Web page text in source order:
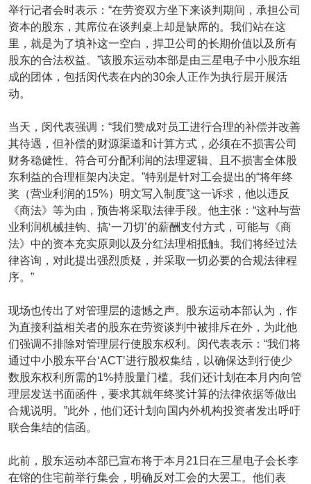
举行记者会时表示：“在劳资双方坐下来谈判期间，承担公司
资本的股东，其席位在谈判桌上却是缺席的。我们站在这
里，就是为了填补这一空白，捍卫公司的长期价值以及所有
股东的合法权益。”该股东运动本部是由三星电子中小股东组
成的团体，包括闵代表在内的30余人正作为执行层开展活
动。
当天，闵代表强调：“我们赞成对员工进行合理的补偿并改善
其待遇，但补偿的财源渠道和计算方式，必须在不损害公司
财务稳健性、符合可分配利润的法理逻辑、且不损害全体股
东利益的合理框架内决定。”特别是针对工会提出的“将年终
奖（营业利润的15%）明文写入制度”这一诉求，他以违反
《商法》等为由，预告将采取法律手段。他主张：“这种与营
业利润机械挂钩、搞‘一刀切’的薪酬支付方式，可能与《商
法》中的资本充实原则以及分红法理相抵触。我们将经过法
律咨询，对此提出强烈质疑，并采取一切必要的合规法律程
序。”
现场也传出了对管理层的遗憾之声。股东运动本部认为，作
为直接利益相关者的股东在劳资谈判中被排斥在外，为此他
们强调不排除对管理层行使股东权利。闵代表表示：“我们将
通过中小股东平台‘ACT’进行股权集结，以确保达到行使少
数股东权利所需的1%持股量门槛。我们还计划在本月内向管
理层发送书面函件，要求其就年终奖计算的法律依据等做出
合规说明。”此外，他们还计划向国内外机构投资者发出呼吁
联合集结的信函。
此前，股东运动本部已宣布将于本月21日在三星电子会长李
在镕的住宅前举行集会，明确反对工会的大罢工。他们表